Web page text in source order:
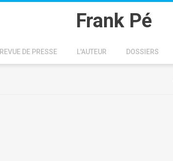
Frank Pé
REVUE DE PRESSE L'AUTEUR DOSSIERS